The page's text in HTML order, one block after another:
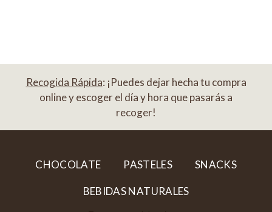
Recogida Rápida: ¡Puedes dejar hecha tu compra
online y escoger el día y hora que pasarás a
recoger!
CHOCOLATE PASTELES SNACKS
BEBIDAS NATURALES